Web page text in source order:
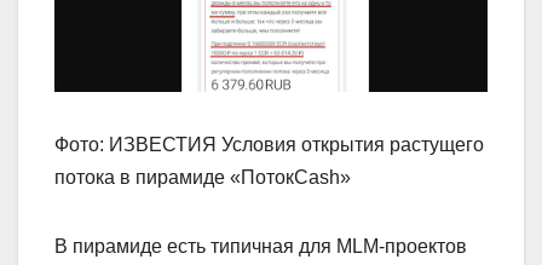
Фото: ИЗВЕСТИЯ Условия открытия растущего
потока в пирамиде «ПотокCash»
В пирамиде есть типичная для MLM-проектов